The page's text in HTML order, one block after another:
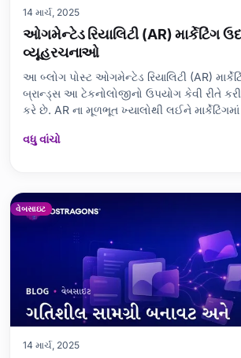
14 માર્ચ, 2025
ઓગમેન્ટેડ રિયાલિટી (AR) માર્કેટિંગ
વ્યૂહરચનાઓ
આ બ્લોગ પોસ્ટ ઓગમેન્ટેડ રિયાલિટી (AR)
બ્રાન્ડ્સ આ ટેકનોલોજીનો ઉપયોગ કેવી રીતે
કરે છે. AR ના મૂળભૂત ખ્યાલોથી લઈને
માહિતીની વિશાળ શ્રેણી રજૂ કરવામાં આવી છે. આ
વધુ વાંચો
વેબસાઇટ
14 માર્ચ, 2025